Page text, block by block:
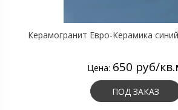
Керамогранит Евро-Керамика
Цена: 650 руб/
ПОД ЗАКАЗ